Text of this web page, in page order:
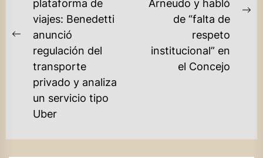
Previous
post:
plataforma de
viajes: Benedetti
anunció
regulación del
transporte
privado y analiza
un servicio tipo
Uber
Arneudo y habló
de “falta de
respeto
institucional” en
el Concejo